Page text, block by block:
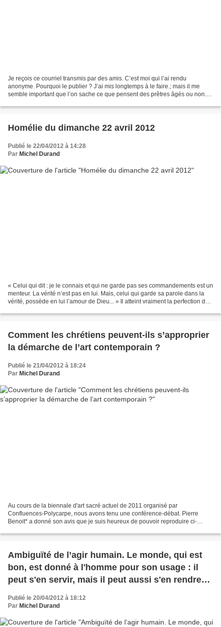
Je reçois ce courriel transmis par des amis. C’est moi qui l’ai rendu
anonyme. Pourquoi le publier ? J’ai mis longtemps à le faire.; mais il me
semble important que l’on sache ce que pensent des prêtres âgés ou non.
Homélie du dimanche 22 avril 2012
Publié le 22/04/2012 à 14:28
Par Michel Durand
« Celui qui dit : je le connais et qui ne garde pas ses commandements est un
menteur. La vérité n’est pas en lui. Mais, celui qui garde sa parole dans la
vérité, possède en lui l’amour de Dieu... » Il atteint vraiment la perfection de
Comment les chrétiens peuvent-ils s’approprier
la démarche de l’art contemporain ?
Publié le 21/04/2012 à 18:24
Par Michel Durand
Au cours de la biennale d'art sacré actuel de 2011 organisé par
Confluences-Polycarpe, nous avons tenu une conférence-débat. Pierre
Benoit* a donné son avis que je suis heureux de pouvoir reproduire ci-
Ambiguïté de l’agir humain. Le monde, qui est
bon, est donné à l'homme pour son usage : il
peut s'en servir, mais il peut aussi s'en rendre
Publié le 20/04/2012 à 18:12
Par Michel Durand